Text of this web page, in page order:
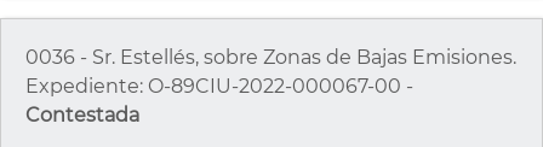
0036 - Sr. Estellés, sobre Zonas de Bajas Emisiones.
Expediente: O-89CIU-2022-000067-00 -
Contestada